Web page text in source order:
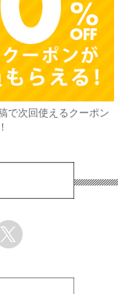
で次回使えるクーポン